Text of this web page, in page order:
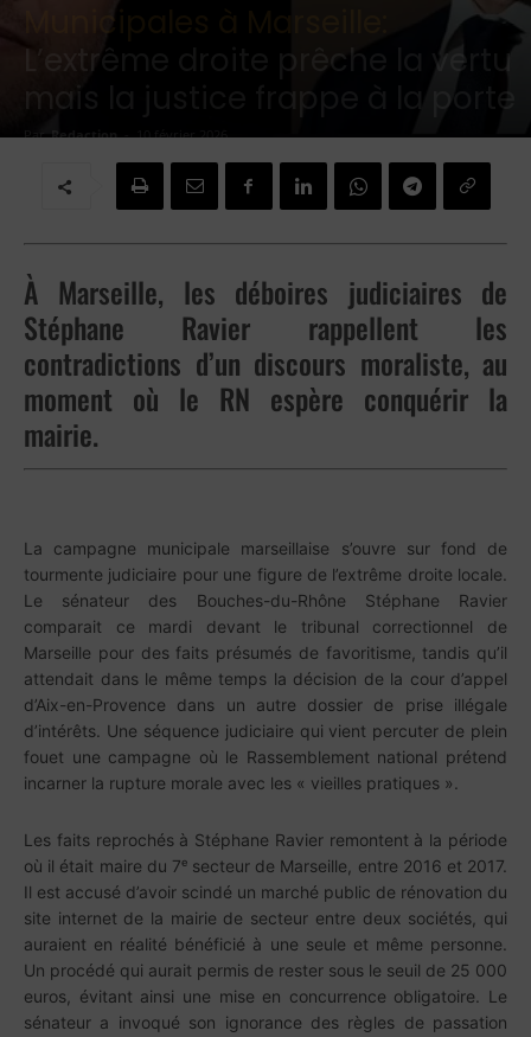
Municipales à Marseille:
L’extrême droite prêche la vertu
mais la justice frappe à la porte
Par Redaction - 10 février 2026
À Marseille, les déboires judiciaires de
Stéphane Ravier rappellent les
contradictions d’un discours moraliste, au
moment où le RN espère conquérir la
mairie.
La campagne municipale marseillaise s’ouvre sur fond de
tourmente judiciaire pour une figure de l’extrême droite locale.
Le sénateur des Bouches-du-Rhône Stéphane Ravier
comparait ce mardi devant le tribunal correctionnel de
Marseille pour des faits présumés de favoritisme, tandis qu’il
attendait dans le même temps la décision de la cour d’appel
d’Aix-en-Provence dans un autre dossier de prise illégale
d’intérêts. Une séquence judiciaire qui vient percuter de plein
fouet une campagne où le Rassemblement national prétend
incarner la rupture morale avec les « vieilles pratiques ».
Les faits reprochés à Stéphane Ravier remontent à la période
où il était maire du 7ᵉ secteur de Marseille, entre 2016 et 2017.
Il est accusé d’avoir scindé un marché public de rénovation du
site internet de la mairie de secteur entre deux sociétés, qui
auraient en réalité bénéficié à une seule et même personne.
Un procédé qui aurait permis de rester sous le seuil de 25 000
euros, évitant ainsi une mise en concurrence obligatoire. Le
sénateur a invoqué son ignorance des règles de passation